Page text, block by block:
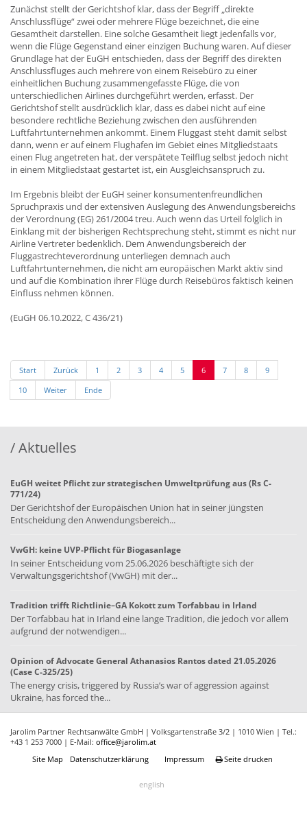
Zunächst stellt der Gerichtshof klar, dass der Begriff „direkte
Anschlussflüge“ zwei oder mehrere Flüge bezeichnet, die eine
Gesamtheit darstellen. Eine solche Gesamtheit liegt jedenfalls vor,
wenn die Flüge Gegenstand einer einzigen Buchung waren. Auf dieser
Grundlage hat der EuGH entschieden, dass der Begriff des direkten
Anschlussfluges auch mehrere von einem Reisebüro zu einer
einheitlichen Buchung zusammengefasste Flüge, die von
unterschiedlichen Airlines durchgeführt werden, erfasst. Der
Gerichtshof stellt ausdrücklich klar, dass es dabei nicht auf eine
besondere rechtliche Beziehung zwischen den ausführenden
Luftfahrtunternehmen ankommt. Einem Fluggast steht damit selbst
dann, wenn er auf einem Flughafen im Gebiet eines Mitgliedstaats
einen Flug angetreten hat, der verspätete Teilflug selbst jedoch nicht
in einem Mitgliedstaat gestartet ist, ein Ausgleichsanspruch zu.
Im Ergebnis bleibt der EuGH seiner konsumentenfreundlichen
Spruchpraxis und der extensiven Auslegung des Anwendungsbereichs
der Verordnung (EG) 261/2004 treu. Auch wenn das Urteil folglich in
Einklang mit der bisherigen Rechtsprechung steht, stimmt es nicht nur
Airline Vertreter bedenklich. Dem Anwendungsbereich der
Fluggastrechteverordnung unterliegen demnach auch
Luftfahrtunternehmen, die nicht am europäischen Markt aktiv sind
und auf die Kombination ihrer Flüge durch Reisebüros faktisch keinen
Einfluss nehmen können.
(EuGH 06.10.2022, C 436/21)
Start Zurück 1 2 3 4 5 6 7 8
9
10
Weiter Ende
/ Aktuelles
EuGH weitet Pflicht zur strategischen Umweltprüfung aus (Rs C-
771/24)
Der Gerichtshof der Europäischen Union hat in seiner jüngsten
Entscheidung den Anwendungsbereich...
VwGH: keine UVP-Pflicht für Biogasanlage
In seiner Entscheidung vom 25.06.2026 beschäftigte sich der
Verwaltungsgerichtshof (VwGH) mit der...
Tradition trifft Richtlinie–GA Kokott zum Torfabbau in Irland
Der Torfabbau hat in Irland eine lange Tradition, die jedoch vor allem
aufgrund der notwendigen...
Opinion of Advocate General Athanasios Rantos dated 21.05.2026
(Case C-325/25)
The energy crisis, triggered by Russia’s war of aggression against
Ukraine, has forced the...
Jarolim Partner Rechtsanwälte GmbH | Volksgartenstraße 3/2 | 1010 Wien | Tel.:
+43 1 253 7000 | E-Mail: office@jarolim.at
Site Map
Datenschutzerklärung Impressum Seite drucken
english